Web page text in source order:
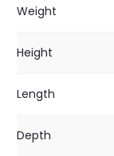
Weight
Height
Length
Depth